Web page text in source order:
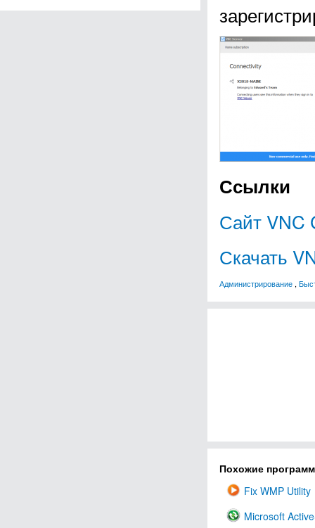
Ссылки
Сайт VNC
Скачать
Администрирование ,
Похожие
Fix WMP Utility
Microsoft